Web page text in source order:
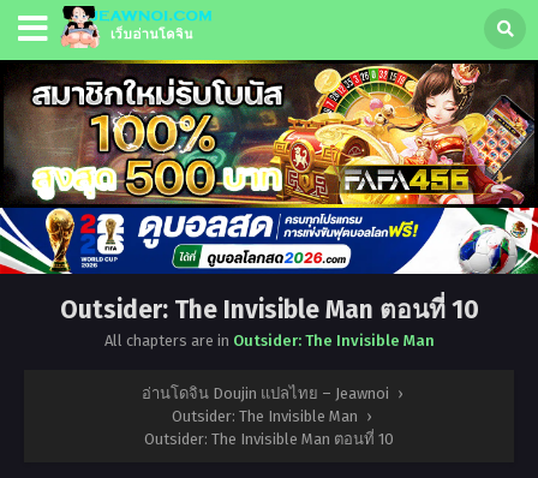
Outsider: The Invisible Man ตอนที่ 10
All chapters are in Outsider: The Invisible Man
อ่านโดจิน Doujin แปลไทย – Jeawnoi ›
Outsider: The Invisible Man ›
Outsider: The Invisible Man ตอนที่ 10